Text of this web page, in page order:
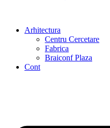
Arhitectura
Centru Cercetare
Fabrica
Braiconf Plaza
Cont